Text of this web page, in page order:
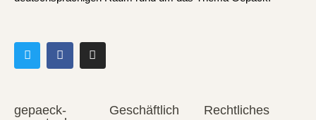
gepaeck-
Geschäftlich Rechtliches